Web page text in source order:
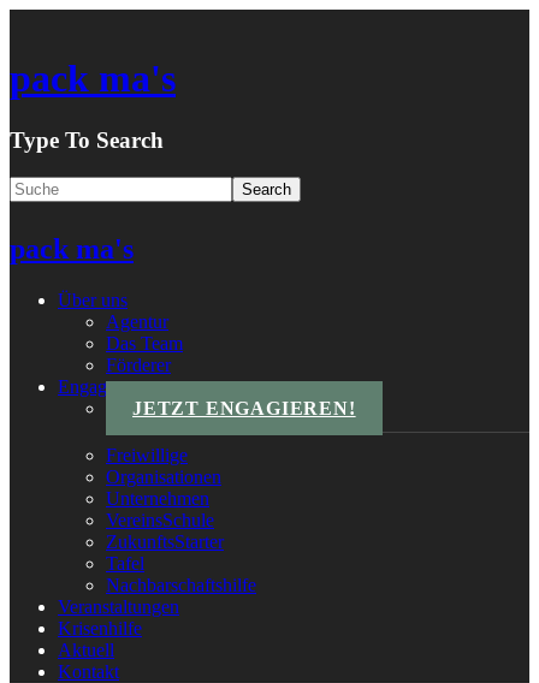
pack ma's
Type To Search
pack ma's
Über uns
Agentur
Das Team
Förderer
Engagements
JETZT ENGAGIEREN!
Freiwillige
Organisationen
Unternehmen
VereinsSchule
ZukunftsStarter
Tafel
Nachbarschaftshilfe
Veranstaltungen
Krisenhilfe
Aktuell
Kontakt